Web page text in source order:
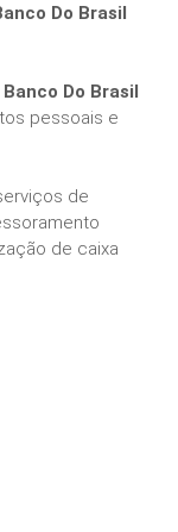
Do Brasil
Banco Do Brasil
pessoais e
de
de caixa